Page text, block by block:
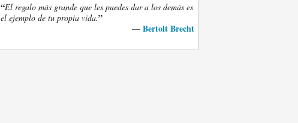
“El regalo más grande que les puedes dar a los demás es
el ejemplo de tu propia vida.”
— Bertolt Brecht